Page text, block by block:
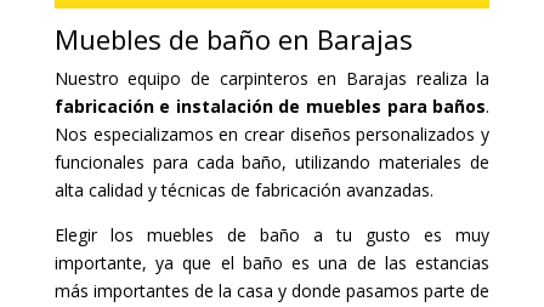
Muebles de baño en Barajas
Nuestro equipo de carpinteros en Barajas realiza la
fabricación e instalación de muebles para baños.
Nos especializamos en crear diseños personalizados y
funcionales para cada baño, utilizando materiales de
alta calidad y técnicas de fabricación avanzadas.
Elegir los muebles de baño a tu gusto es muy
importante, ya que el baño es una de las estancias
más importantes de la casa y donde pasamos parte de